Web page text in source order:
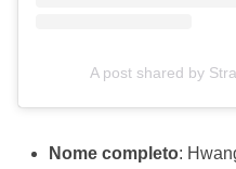
A post shared by
Nome completo: